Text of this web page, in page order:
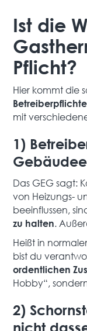
Ist die
Pflicht?
Hier kommt die
mit
1)
Das GEG sagt:
von Heizungs-
beeinflussen,
zu halten.
Heißt in
bist du
ordentlichen
Hobby“,
2)
nicht